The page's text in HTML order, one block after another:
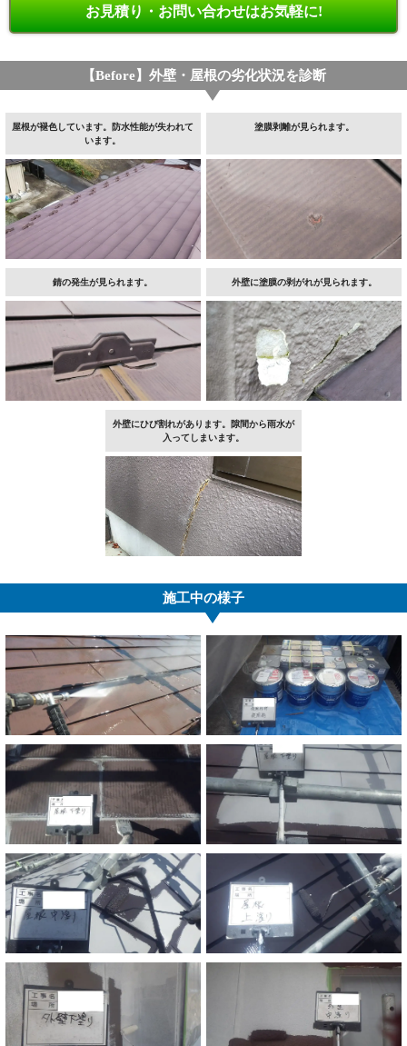
お見積り・お問い合わせはお気軽に!
【Before】外壁・屋根の劣化状況を診断
屋根が褪色しています。防水性能が失われて
います。
塗膜剥離が見られます。
錆の発生が見られます。 外壁に塗膜の剥がれが見られます。
外壁にひび割れがあります。隙間から雨水が
入ってしまいます。
施工中の様子